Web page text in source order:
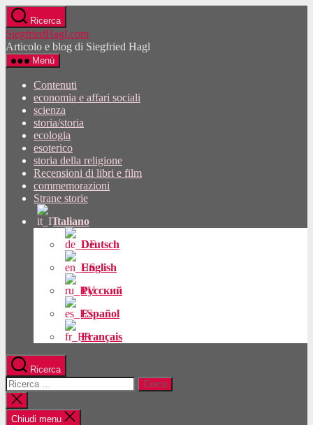
Vai
al
contenuto
Ricerca
SiegfriedHagl.com
Articolo e blog di Siegfried Hagl
Menù
Contenuti
economia e affari sociali
scienza
storia/storia
ecologia
esoterico
storia della religione
Recensioni di libri e film
commemorazioni
Strane storie
Italiano
Deutsch
English
Русский
Español
Français
Ricerca
Cercare:
Chiudi
la
ricerca
Chiudi menu